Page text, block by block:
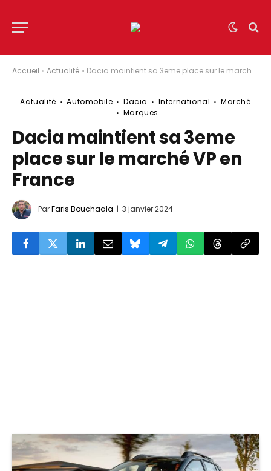
Accueil » Actualité » Dacia maintient sa 3eme place sur le marché VP en France
Actualité Automobile Dacia International
Marché
Marques
Dacia maintient sa 3eme
place sur le marché VP en
France
ParFaris Bouchaala 3 janvier 2024